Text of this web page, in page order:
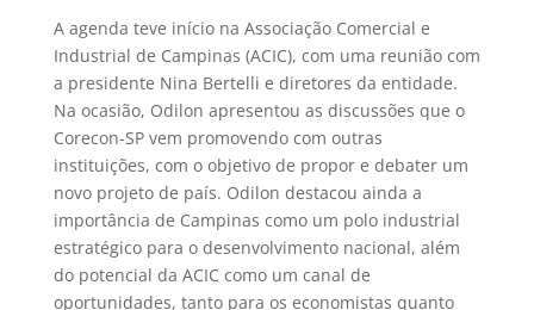
A agenda teve início na Associação Comercial e
Industrial de Campinas (ACIC), com uma reunião com
a presidente Nina Bertelli e diretores da entidade.
Na ocasião, Odilon apresentou as discussões que o
Corecon-SP vem promovendo com outras
instituições, com o objetivo de propor e debater um
novo projeto de país. Odilon destacou ainda a
importância de Campinas como um polo industrial
estratégico para o desenvolvimento nacional, além
do potencial da ACIC como um canal de
oportunidades, tanto para os economistas quanto